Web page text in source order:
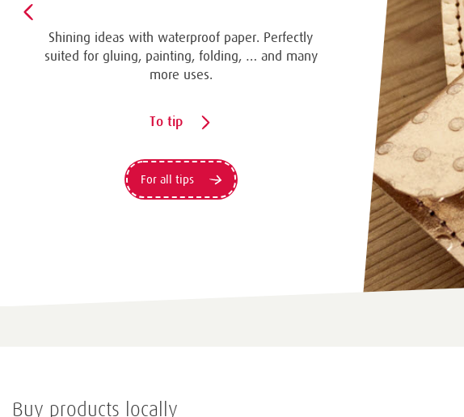
Shining ideas with waterproof paper. Perfectly
suited for gluing, painting, folding, … and many
more uses.
To tip
For all tips
Buy products locally